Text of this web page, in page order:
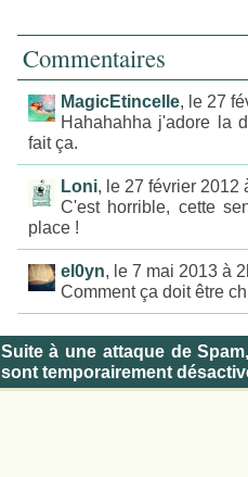
Commentaires
MagicEtincelle, le 27
Hahahahha j'adore la
fait ça.
Loni, le 27 février 2012
C'est horrible, cette
place !
el0yn, le 7 mai 2013 à
Comment ça doit être
Suite à une attaque de
sont temporairement